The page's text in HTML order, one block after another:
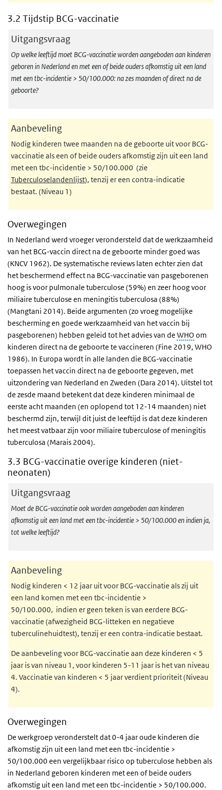
3.2 Tijdstip BCG-vaccinatie
Uitgangsvraag
Op welke leeftijd moet BCG-vaccinatie worden aangeboden aan kinderen
geboren in Nederland en met een of beide ouders afkomstig uit een land
met een tbc-incidentie > 50/100.000: na zes maanden of direct na de
geboorte?
Aanbeveling
Nodig kinderen twee maanden na de geboorte uit voor BCG-
vaccinatie als een of beide ouders afkomstig zijn uit een land
met een tbc-incidentie > 50/100.000 (zie
Tuberculoselandenlijst), tenzij er een contra-indicatie
bestaat. (Niveau 1)
Overwegingen
In Nederland werd vroeger verondersteld dat de werkzaamheid
van het BCG-vaccin direct na de geboorte minder goed was
(KNCV 1962). De systematische reviews laten echter zien dat
het beschermend effect na BCG-vaccinatie van pasgeborenen
hoog is voor pulmonale tuberculose (59%) en zeer hoog voor
miliaire tuberculose en meningitis tuberculosa (88%)
(Mangtani 2014). Beide argumenten (zo vroeg mogelijke
bescherming en goede werkzaamheid van het vaccin bij
pasgeborenen) hebben geleid tot het advies van de WHO om
kinderen direct na de geboorte te vaccineren (Fine 2019, WHO
1986). In Europa wordt in alle landen die BCG-vaccinatie
toepassen het vaccin direct na de geboorte gegeven, met
uitzondering van Nederland en Zweden (Dara 2014). Uitstel tot
de zesde maand betekent dat deze kinderen minimaal de
eerste acht maanden (en oplopend tot 12-14 maanden) niet
beschermd zijn, terwijl dit juist de leeftijd is dat deze kinderen
het meest vatbaar zijn voor miliaire tuberculose of meningitis
tuberculosa (Marais 2004).
3.3 BCG-vaccinatie overige kinderen (niet-
neonaten)
Uitgangsvraag
Moet de BCG-vaccinatie ook worden aangeboden aan kinderen
afkomstig uit een land met een tbc-incidentie > 50/100.000 en indien ja,
tot welke leeftijd?
Aanbeveling
Nodig kinderen < 12 jaar uit voor BCG-vaccinatie als zij uit
een land komen met een tbc-incidentie >
50/100.000, indien er geen teken is van eerdere BCG-
vaccinatie (afwezigheid BCG-litteken en negatieve
tuberculinehuidtest), tenzij er een contra-indicatie bestaat.
De aanbeveling voor BCG-vaccinatie aan deze kinderen < 5
jaar is van niveau 1, voor kinderen 5-11 jaar is het van niveau
4. Vaccinatie van kinderen < 5 jaar verdient prioriteit (Niveau
4).
Overwegingen
De werkgroep veronderstelt dat 0-4 jaar oude kinderen die
afkomstig zijn uit een land met een tbc-incidentie >
50/100.000 een vergelijkbaar risico op tuberculose hebben als
in Nederland geboren kinderen met een of beide ouders
afkomstig uit een land met een tbc-incidentie > 50/100.000.